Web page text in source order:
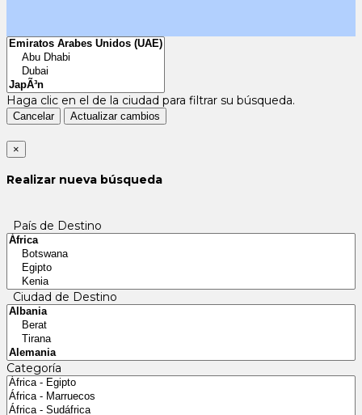
Haga clic en el de la ciudad para filtrar su búsqueda.
Cancelar Actualizar cambios
×
Realizar nueva búsqueda
País de Destino
Ciudad de Destino
Categoría